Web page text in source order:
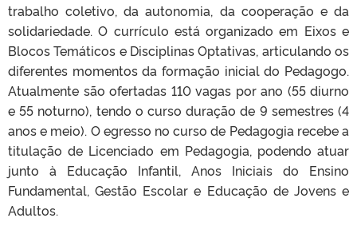
trabalho coletivo, da autonomia, da cooperação e da
solidariedade. O currículo está organizado em Eixos e
Blocos Temáticos e Disciplinas Optativas, articulando os
diferentes momentos da formação inicial do Pedagogo.
Atualmente são ofertadas 110 vagas por ano (55 diurno
e 55 noturno), tendo o curso duração de 9 semestres (4
anos e meio). O egresso no curso de Pedagogia recebe a
titulação de Licenciado em Pedagogia, podendo atuar
junto à Educação Infantil, Anos Iniciais do Ensino
Fundamental, Gestão Escolar e Educação de Jovens e
Adultos.